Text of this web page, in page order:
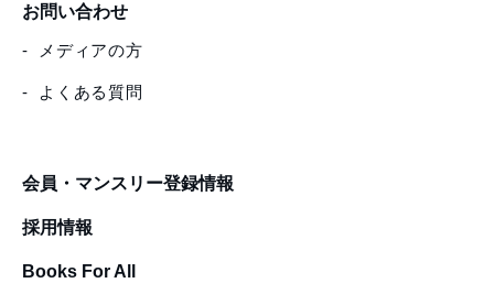
お問い合わせ
メディアの方
よくある質問
会員・マンスリー登録情報
採用情報
Books For All